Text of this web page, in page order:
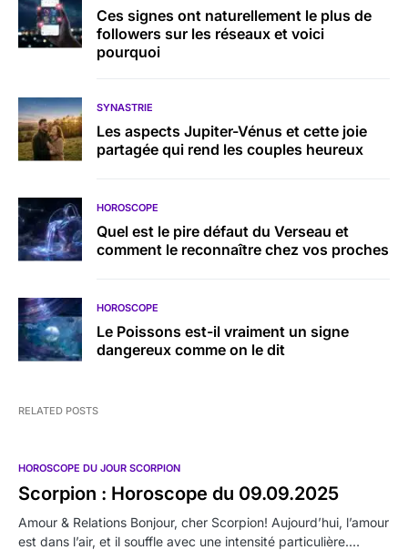
Ces signes ont naturellement le plus de
followers sur les réseaux et voici
pourquoi
SYNASTRIE
Les aspects Jupiter-Vénus et cette joie
partagée qui rend les couples heureux
HOROSCOPE
Quel est le pire défaut du Verseau et
comment le reconnaître chez vos proches
HOROSCOPE
Le Poissons est-il vraiment un signe
dangereux comme on le dit
RELATED POSTS
HOROSCOPE DU JOUR SCORPION
Scorpion : Horoscope du 09.09.2025
Amour & Relations Bonjour, cher Scorpion! Aujourd’hui, l’amour
est dans l’air, et il souffle avec une intensité particulière.…